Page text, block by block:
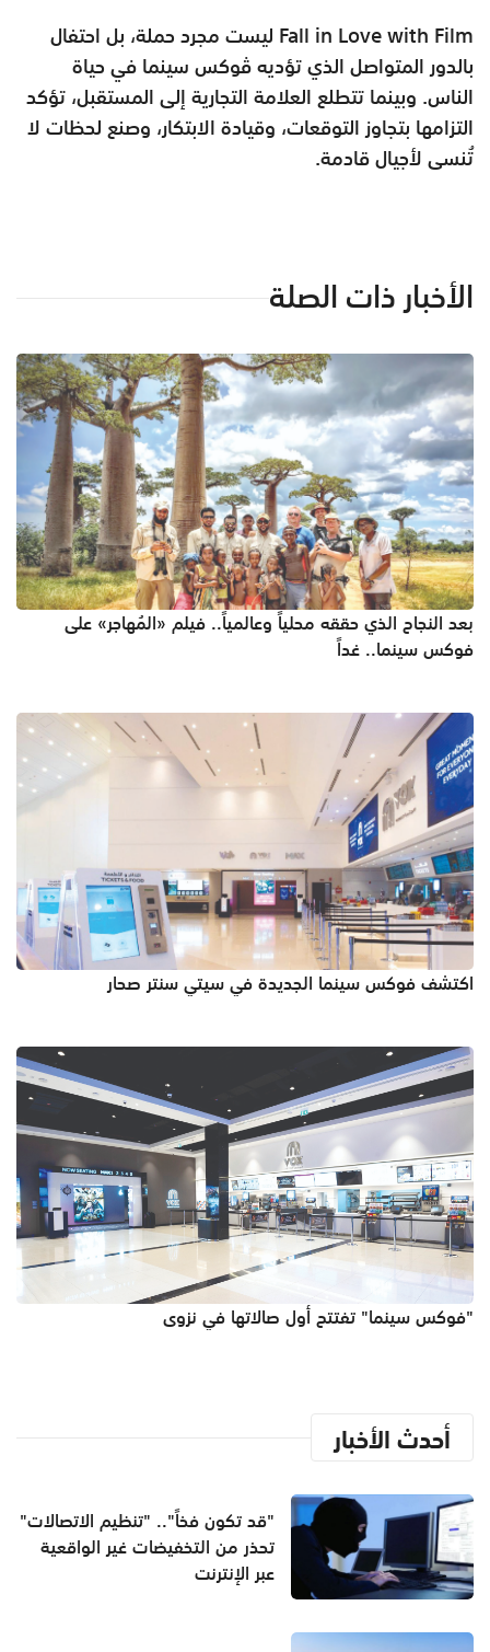
Fall in Love with Film ليست مجرد حملة، بل احتفال
بالدور المتواصل الذي تؤديه ڤوكس سينما في حياة
الناس. وبينما تتطلع العلامة التجارية إلى المستقبل، تؤكد
التزامها بتجاوز التوقعات، وقيادة الابتكار، وصنع لحظات لا
تُنسى لأجيال قادمة.
الأخبار ذات الصلة
بعد النجاح الذي حققه محلياً وعالمياً.. فيلم «المُهاجر» على
فوكس سينما.. غداً
اكتشف فوكس سينما الجديدة في سيتي سنتر صحار
"فوكس سينما" تفتتح أول صالاتها في نزوى
أحدث الأخبار
"قد تكون فخاً".. "تنظيم الاتصالات"
تحذر من التخفيضات غير الواقعية
عبر الإنترنت